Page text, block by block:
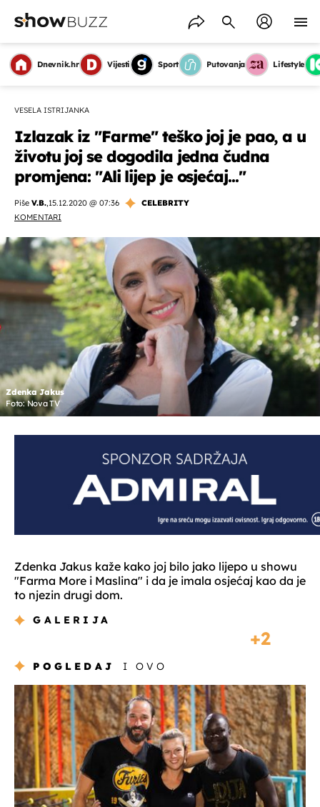
Dnevnik.hr Vijesti Sport Putovanja Lifestyle
VESELA ISTRIJANKA
Izlazak iz "Farme" teško joj je pao, a u
životu joj se dogodila jedna čudna
promjena: "Ali lijep je osjećaj..."
Piše V.B.,15.12.2020 @ 07:36
CELEBRITY
KOMENTARI
Zdenka Jakus
Foto: Nova TV
Zdenka Jakus kaže kako joj bilo jako lijepo u showu
"Farma More i Maslina" i da je imala osjećaj kao da je
to njezin drugi dom.
GALERIJA
2
POGLEDAJ I OVO
OMOGUĆI OBAVIJESTI